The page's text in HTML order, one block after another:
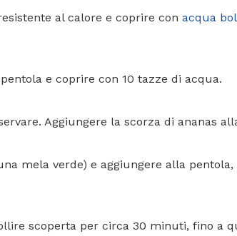
al calore e coprire con acqua
e coprire con 10 tazze di acqua.
Aggiungere la scorza di ananas
mela verde) e aggiungere alla
scoperta per circa 30 minuti, fino a